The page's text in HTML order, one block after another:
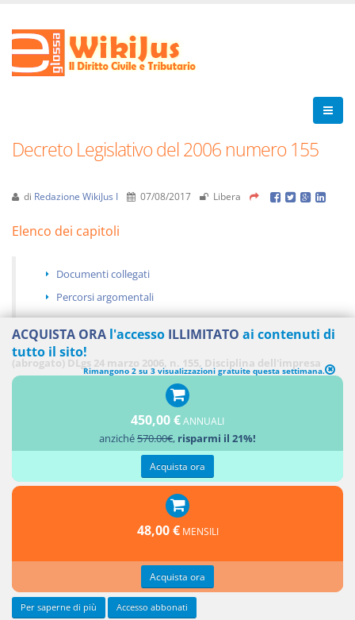
Decreto Legislativo del 2006 numero 155
di Redazione WikiJus I 07/08/2017 Libera
Elenco dei capitoli
Documenti collegati
Percorsi argomentali
(abrogato) DLgs 24 marzo 2006, n. 155, Disciplina dell'impresa
sociale, a norma della L. 13 giugno 2005, n. 118
ACQUISTA ORA l'accesso ILLIMITATO ai contenuti di
tutto il sito!
Rimangono 2 su 3 visualizzazioni gratuite questa settimana.
450,00 €ANNUALI
anziché570.00€, risparmi il 21%!
Acquista ora
48,00 € MENSILI
Acquista ora
Per saperne di più Accesso abbonati